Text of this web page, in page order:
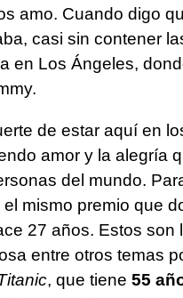
amo. Cuando digo
casi sin contener
en Los Ángeles,
de estar aquí en
amor y la alegría
del mundo.
mismo premio que
27 años. Estos son
entre otros temas
, que tiene 55